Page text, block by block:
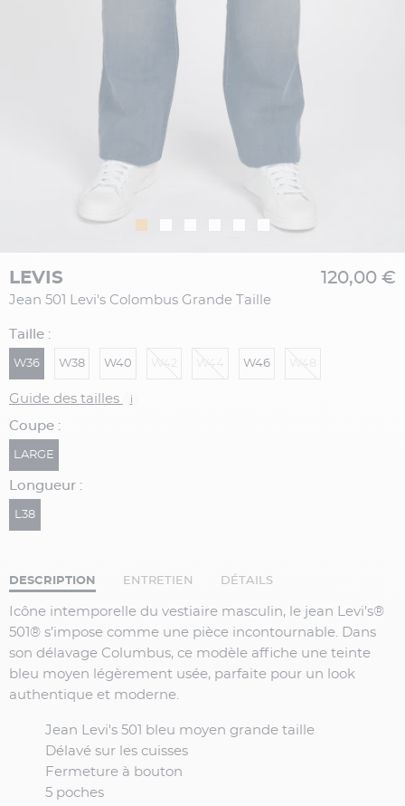
LEVIS
Jean 501 Levi's Colombus Grande Taille
120,00 €
Taille :
W36 W38 W40 W46
Guide des tailles i
Coupe :
LARGE
Longueur :
L38
DESCRIPTION ENTRETIEN DÉTAILS
Icône intemporelle du vestiaire masculin, le jean Levi’s®
501® s’impose comme une pièce incontournable. Dans
son délavage Columbus, ce modèle affiche une teinte
bleu moyen légèrement usée, parfaite pour un look
authentique et moderne.
Jean Levi's 501 bleu moyen grande taille
Délavé sur les cuisses
Fermeture à bouton
5 poches